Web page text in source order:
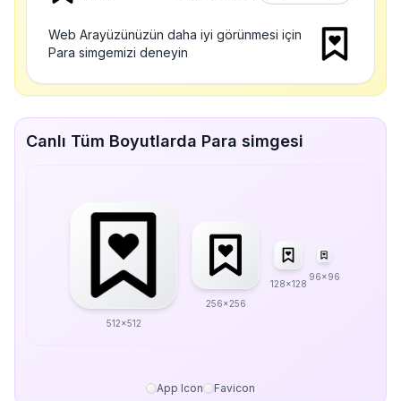
Web Arayüzünüzün daha iyi görünmesi için
Para simgemizi deneyin
Canlı Tüm Boyutlarda Para simgesi
512x512
256x256
128x128
96x96
App Icon Favicon